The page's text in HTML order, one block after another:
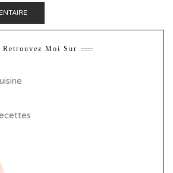
Retrouvez Moi Sur